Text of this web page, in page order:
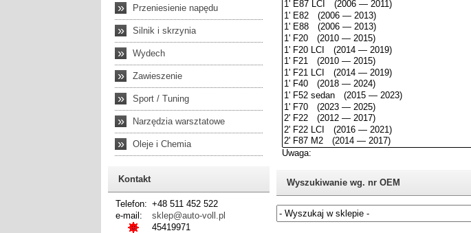
» Przeniesienie napędu
» Silnik i skrzynia
» Wydech
» Zawieszenie
» Sport / Tuning
» Narzędzia warsztatowe
» Oleje i Chemia
Kontakt
Telefon: +48 511 452 522
e-mail:
sklep@auto-voll.pl
45419971
Wyszukiwanie wg. nr OEM